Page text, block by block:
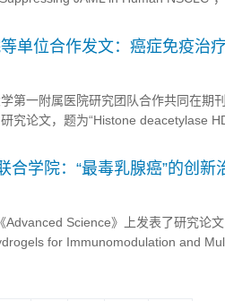
单位合作发文：癌症免疫治
第一附属医院研究团队合作共同在期
究论文，题为“Histone deacetylase
学院：“最毒乳腺癌”的创新
Science》上发表了研究论
for Immunomodulation and